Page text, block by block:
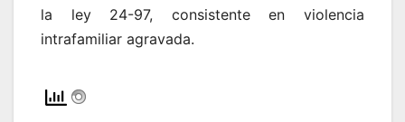
la ley 24-97, consistente en violencia
intrafamiliar agravada.